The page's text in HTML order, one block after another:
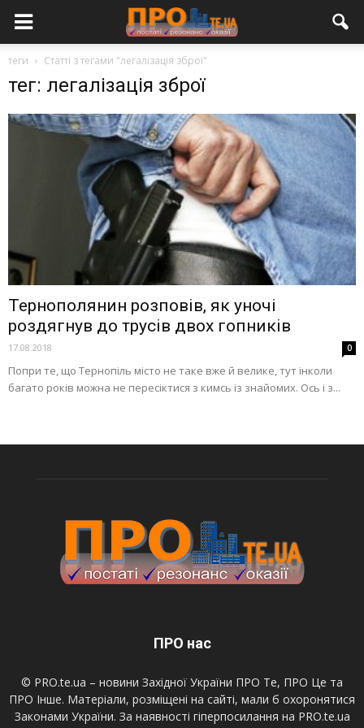
теги Статті з тегами "легалізація зброї"
тег: легалізація зброї
Тернополянин розповів, як уночі
роздягнув до трусів двох гопників
17.08.2018 0
Попри те, що Тернопіль місто не таке вже й велике, тут інколи
багато років можна не пересіктися з кимсь із знайомих. Ось і з...
ПРО нас
© PRO.te.ua – новини Західної України ПРО Те, ПРО Це та
ПРО Інше. Матеріали, розміщені на сайті, мали б охоронятися
Законами України. За наявності гіперпосилання на PRO.te.ua